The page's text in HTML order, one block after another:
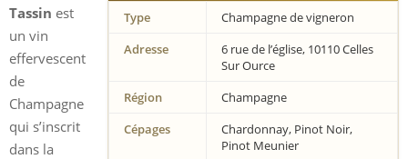
Type
Champagne de vigneron
Adresse
6 rue de l’église, 10110 Celles
Sur Ource
Région
Champagne
Cépages
Chardonnay, Pinot Noir,
Pinot Meunier
Tassin est
un vin
effervescent
de
Champagne
qui s’inscrit
dans la